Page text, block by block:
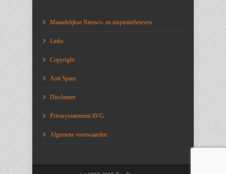
Maandelijkse Nieuws- en inspiratiebrieven
Links
Copyright
Anti Spam
Disclaimer
Privacystatement AVG
Algemene voorwaarden